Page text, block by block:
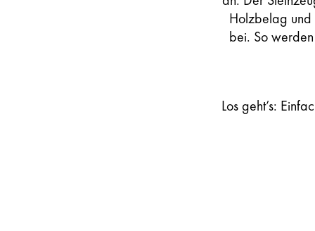
Holzbelag und
bei. So
Los geht’s: